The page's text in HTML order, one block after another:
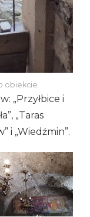
obiekcie
„Przyłbice i
„Taras
i „Wiedźmin”.